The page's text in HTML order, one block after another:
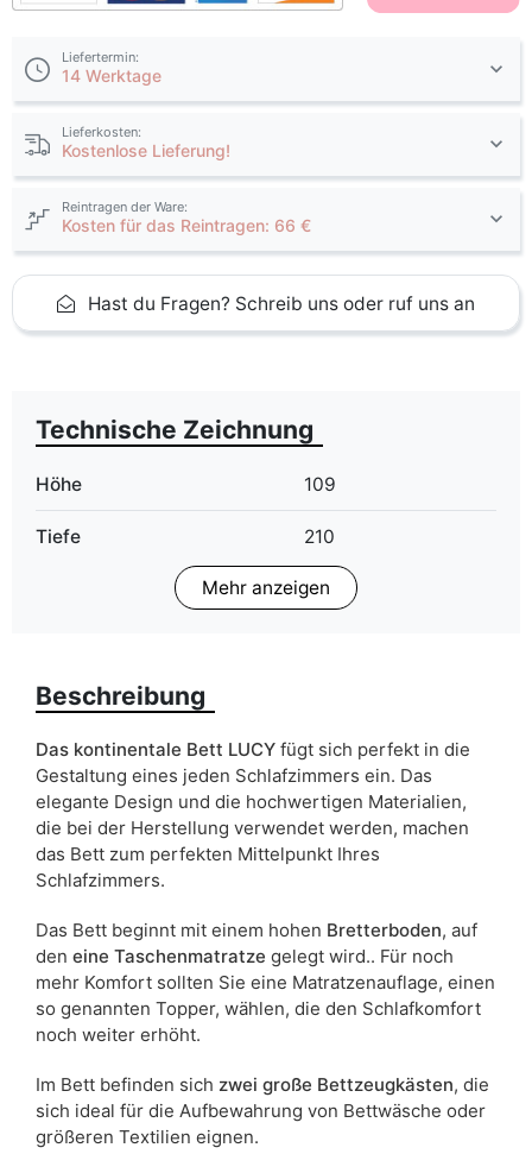
Liefertermin:
14 Werktage
Lieferkosten:
Kostenlose Lieferung!
Reintragen der Ware:
Kosten für das Reintragen: 66 €
Hast du Fragen? Schreib uns oder ruf uns an
Technische Zeichnung
Höhe 109
Tiefe 210
140x200 cm
160x200 cm
Bettart
Bettwäsche behälter zwei behälter
Liefertermin: 14 Werktage
Aufgrund des Produktionsprozesses und der
Materialeigenschaften sind Maßabweichungen von +/- 2–3 cm
Mehr anzeigen
Beschreibung
Das kontinentale Bett LUCY fügt sich perfekt in die
Gestaltung eines jeden Schlafzimmers ein. Das
elegante Design und die hochwertigen Materialien,
die bei der Herstellung verwendet werden, machen
das Bett zum perfekten Mittelpunkt Ihres
Schlafzimmers.
Das Bett beginnt mit einem hohen Bretterboden, auf
den eine Taschenmatratze gelegt wird.. Für noch
mehr Komfort sollten Sie eine Matratzenauflage, einen
so genannten Topper, wählen, die den Schlafkomfort
noch weiter erhöht.
Im Bett befinden sich zwei große Bettzeugkästen, die
sich ideal für die Aufbewahrung von Bettwäsche oder
größeren Textilien eignen.